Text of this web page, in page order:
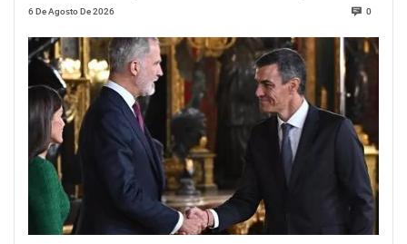
6 De Agosto De 2026 0